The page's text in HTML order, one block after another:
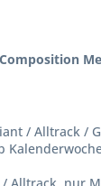
/ Alltrack /